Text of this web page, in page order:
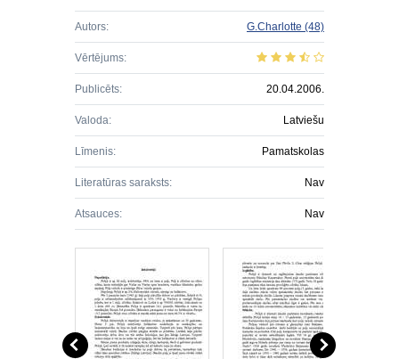
Autors: G.Charlotte (48)
Vērtējums:
Publicēts: 20.04.2006.
Valoda: Latviešu
Līmenis: Pamatskolas
Literatūras saraksts: Nav
Atsauces: Nav